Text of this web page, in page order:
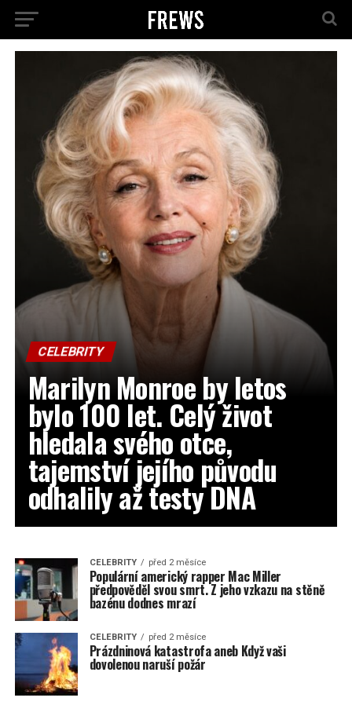
CELEBRITY
Marilyn Monroe by letos
bylo 100 let. Celý život
hledala svého otce,
tajemství jejího původu
odhalily až testy DNA
CELEBRITY před 2 měsíce
Populární americký rapper Mac Miller
předpověděl svou smrt. Z jeho vzkazu na stěně
bazénu dodnes mrazí
CELEBRITY před 2 měsíce
Prázdninová katastrofa aneb Když vaši
dovolenou naruší požár